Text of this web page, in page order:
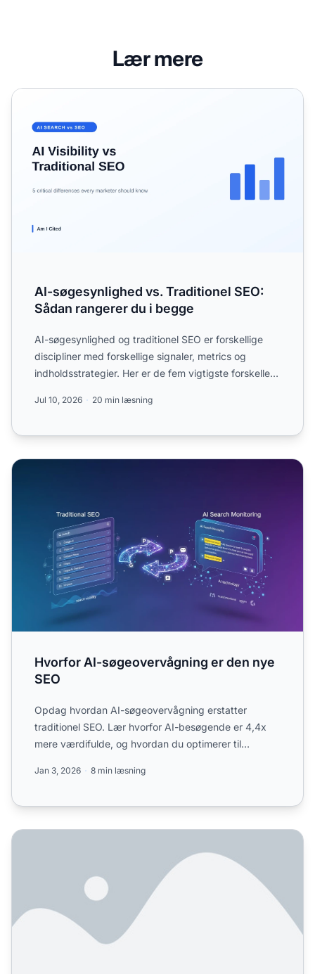
Lær mere
AI-søgesynlighed vs. Traditionel SEO: Sådan rangerer du
AI-søgesynlighed vs. Traditionel SEO:
Sådan rangerer du i begge
AI-søgesynlighed og traditionel SEO er forskellige
discipliner med forskellige signaler, metrics og
indholdsstrategier. Her er de fem vigtigste forskelle,
Jul 10, 2026 20 min læsning
Hvorfor AI-søgeovervågning er den nye SEO
Hvorfor AI-søgeovervågning er den nye
SEO
Opdag hvordan AI-søgeovervågning erstatter
traditionel SEO. Lær hvorfor AI-besøgende er 4,4x
mere værdifulde, og hvordan du optimerer til
Jan 3, 2026 8 min læsning
AI-søgeoptimering